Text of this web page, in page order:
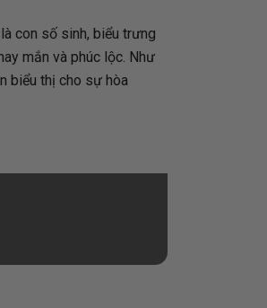
con số sinh, biểu trưng
mắn và phúc lộc. Như
biểu thị cho sự hòa